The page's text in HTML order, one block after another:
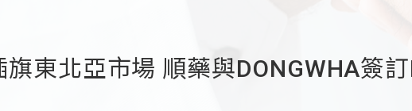
東北亞市場 順藥與DONGWHA簽